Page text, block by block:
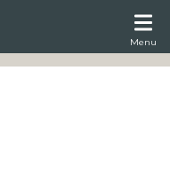
Menu